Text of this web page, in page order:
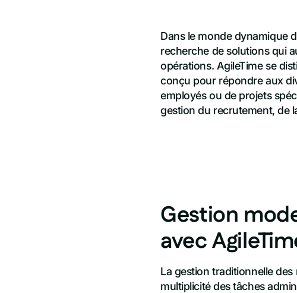
Dans le monde dynamique
recherche de solutions qui
opérations. AgileTime se
conçu pour répondre aux
employés ou de projets
gestion du recrutement, de
Gestion
avec
La gestion traditionnelle
multiplicité des tâches